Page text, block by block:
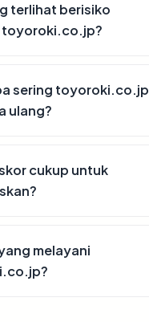
terlihat berisiko
sering toyoroki.co.jp
ulang?
cukup untuk
melayani